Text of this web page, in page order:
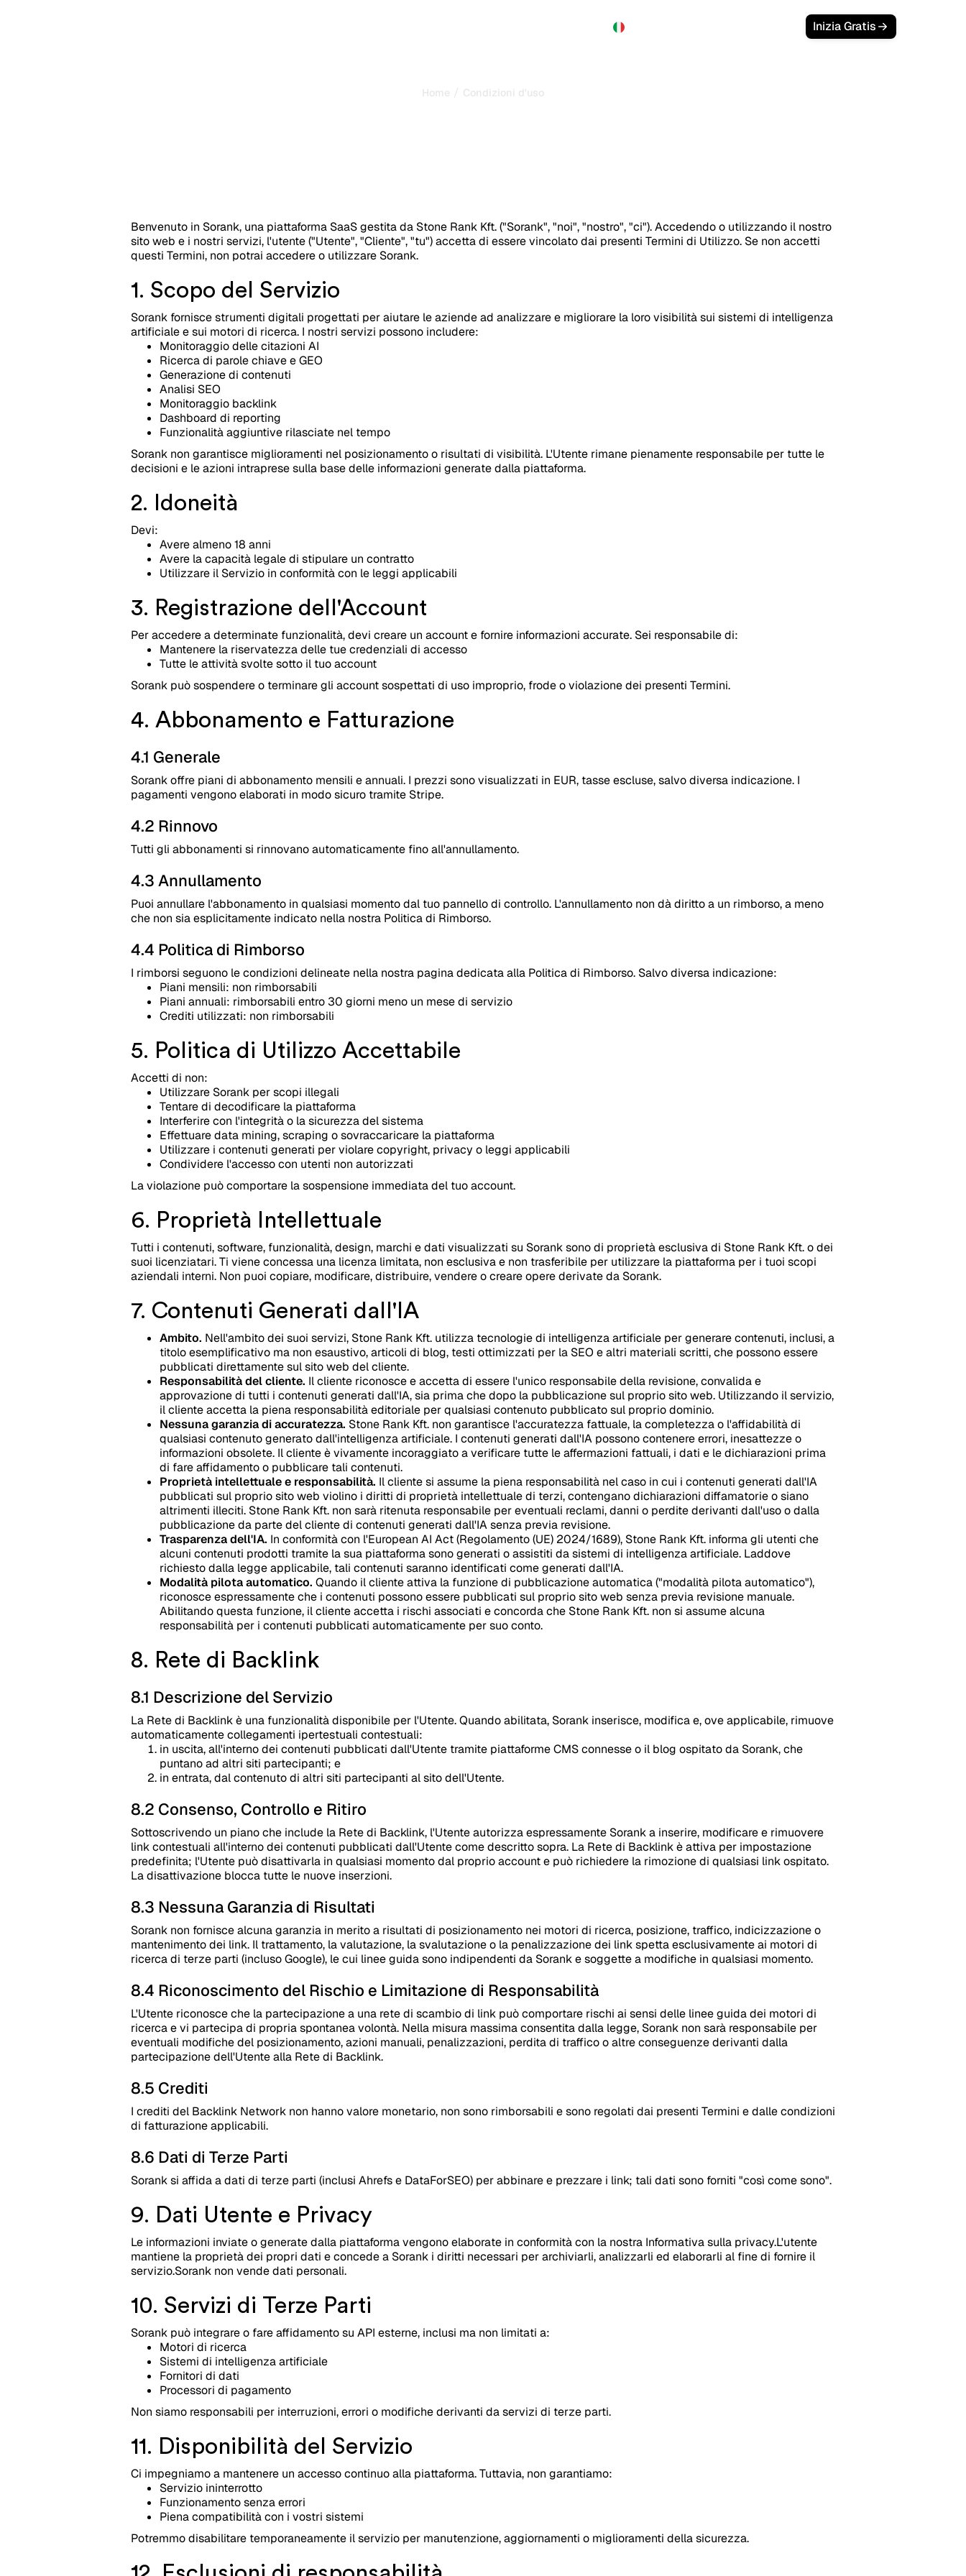
Inizia Gratis
Home / Condizioni d'uso
Benvenuto in Sorank, una piattaforma SaaS gestita da Stone Rank Kft. ("Sorank", "noi", "nostro", "ci"). Accedendo o utilizzando il nostro
sito web e i nostri servizi, l'utente ("Utente", "Cliente", "tu") accetta di essere vincolato dai presenti Termini di Utilizzo. Se non accetti
questi Termini, non potrai accedere o utilizzare Sorank.
1. Scopo del Servizio
Sorank fornisce strumenti digitali progettati per aiutare le aziende ad analizzare e migliorare la loro visibilità sui sistemi di intelligenza
artificiale e sui motori di ricerca. I nostri servizi possono includere:
Monitoraggio delle citazioni AI
Ricerca di parole chiave e GEO
Generazione di contenuti
Analisi SEO
Monitoraggio backlink
Dashboard di reporting
Funzionalità aggiuntive rilasciate nel tempo
Sorank non garantisce miglioramenti nel posizionamento o risultati di visibilità. L'Utente rimane pienamente responsabile per tutte le
decisioni e le azioni intraprese sulla base delle informazioni generate dalla piattaforma.
2. Idoneità
Devi:
Avere almeno 18 anni
Avere la capacità legale di stipulare un contratto
Utilizzare il Servizio in conformità con le leggi applicabili
3. Registrazione dell'Account
Per accedere a determinate funzionalità, devi creare un account e fornire informazioni accurate. Sei responsabile di:
Mantenere la riservatezza delle tue credenziali di accesso
Tutte le attività svolte sotto il tuo account
Sorank può sospendere o terminare gli account sospettati di uso improprio, frode o violazione dei presenti Termini.
4. Abbonamento e Fatturazione
4.1 Generale
Sorank offre piani di abbonamento mensili e annuali. I prezzi sono visualizzati in EUR, tasse escluse, salvo diversa indicazione. I
pagamenti vengono elaborati in modo sicuro tramite Stripe.
4.2 Rinnovo
Tutti gli abbonamenti si rinnovano automaticamente fino all'annullamento.
4.3 Annullamento
Puoi annullare l'abbonamento in qualsiasi momento dal tuo pannello di controllo. L'annullamento non dà diritto a un rimborso, a meno
che non sia esplicitamente indicato nella nostra Politica di Rimborso.
4.4 Politica di Rimborso
I rimborsi seguono le condizioni delineate nella nostra pagina dedicata alla Politica di Rimborso. Salvo diversa indicazione:
Piani mensili: non rimborsabili
Piani annuali: rimborsabili entro 30 giorni meno un mese di servizio
Crediti utilizzati: non rimborsabili
5. Politica di Utilizzo Accettabile
Accetti di non:
Utilizzare Sorank per scopi illegali
Tentare di decodificare la piattaforma
Interferire con l'integrità o la sicurezza del sistema
Effettuare data mining, scraping o sovraccaricare la piattaforma
Utilizzare i contenuti generati per violare copyright, privacy o leggi applicabili
Condividere l'accesso con utenti non autorizzati
La violazione può comportare la sospensione immediata del tuo account.
6. Proprietà Intellettuale
Tutti i contenuti, software, funzionalità, design, marchi e dati visualizzati su Sorank sono di proprietà esclusiva di Stone Rank Kft. o dei
suoi licenziatari. Ti viene concessa una licenza limitata, non esclusiva e non trasferibile per utilizzare la piattaforma per i tuoi scopi
aziendali interni. Non puoi copiare, modificare, distribuire, vendere o creare opere derivate da Sorank.
7. Contenuti Generati dall'IA
Ambito. Nell'ambito dei suoi servizi, Stone Rank Kft. utilizza tecnologie di intelligenza artificiale per generare contenuti, inclusi, a
titolo esemplificativo ma non esaustivo, articoli di blog, testi ottimizzati per la SEO e altri materiali scritti, che possono essere
pubblicati direttamente sul sito web del cliente.
Responsabilità del cliente. Il cliente riconosce e accetta di essere l'unico responsabile della revisione, convalida e
approvazione di tutti i contenuti generati dall'IA, sia prima che dopo la pubblicazione sul proprio sito web. Utilizzando il servizio,
il cliente accetta la piena responsabilità editoriale per qualsiasi contenuto pubblicato sul proprio dominio.
Nessuna garanzia di accuratezza. Stone Rank Kft. non garantisce l'accuratezza fattuale, la completezza o l'affidabilità di
qualsiasi contenuto generato dall'intelligenza artificiale. I contenuti generati dall'IA possono contenere errori, inesattezze o
informazioni obsolete. Il cliente è vivamente incoraggiato a verificare tutte le affermazioni fattuali, i dati e le dichiarazioni prima
di fare affidamento o pubblicare tali contenuti.
Proprietà intellettuale e responsabilità. Il cliente si assume la piena responsabilità nel caso in cui i contenuti generati dall'IA
pubblicati sul proprio sito web violino i diritti di proprietà intellettuale di terzi, contengano dichiarazioni diffamatorie o siano
altrimenti illeciti. Stone Rank Kft. non sarà ritenuta responsabile per eventuali reclami, danni o perdite derivanti dall'uso o dalla
pubblicazione da parte del cliente di contenuti generati dall'IA senza previa revisione.
Trasparenza dell'IA. In conformità con l'European AI Act (Regolamento (UE) 2024/1689), Stone Rank Kft. informa gli utenti che
alcuni contenuti prodotti tramite la sua piattaforma sono generati o assistiti da sistemi di intelligenza artificiale. Laddove
richiesto dalla legge applicabile, tali contenuti saranno identificati come generati dall'IA.
Modalità pilota automatico. Quando il cliente attiva la funzione di pubblicazione automatica ("modalità pilota automatico"),
riconosce espressamente che i contenuti possono essere pubblicati sul proprio sito web senza previa revisione manuale.
Abilitando questa funzione, il cliente accetta i rischi associati e concorda che Stone Rank Kft. non si assume alcuna
responsabilità per i contenuti pubblicati automaticamente per suo conto.
8. Rete di Backlink
8.1 Descrizione del Servizio
La Rete di Backlink è una funzionalità disponibile per l'Utente. Quando abilitata, Sorank inserisce, modifica e, ove applicabile, rimuove
automaticamente collegamenti ipertestuali contestuali:
in uscita, all'interno dei contenuti pubblicati dall'Utente tramite piattaforme CMS connesse o il blog ospitato da Sorank, che
puntano ad altri siti partecipanti; e
in entrata, dal contenuto di altri siti partecipanti al sito dell'Utente.
8.2 Consenso, Controllo e Ritiro
Sottoscrivendo un piano che include la Rete di Backlink, l'Utente autorizza espressamente Sorank a inserire, modificare e rimuovere
link contestuali all'interno dei contenuti pubblicati dall'Utente come descritto sopra. La Rete di Backlink è attiva per impostazione
predefinita; l'Utente può disattivarla in qualsiasi momento dal proprio account e può richiedere la rimozione di qualsiasi link ospitato.
La disattivazione blocca tutte le nuove inserzioni.
8.3 Nessuna Garanzia di Risultati
Sorank non fornisce alcuna garanzia in merito a risultati di posizionamento nei motori di ricerca, posizione, traffico, indicizzazione o
mantenimento dei link. Il trattamento, la valutazione, la svalutazione o la penalizzazione dei link spetta esclusivamente ai motori di
ricerca di terze parti (incluso Google), le cui linee guida sono indipendenti da Sorank e soggette a modifiche in qualsiasi momento.
8.4 Riconoscimento del Rischio e Limitazione di Responsabilità
L'Utente riconosce che la partecipazione a una rete di scambio di link può comportare rischi ai sensi delle linee guida dei motori di
ricerca e vi partecipa di propria spontanea volontà. Nella misura massima consentita dalla legge, Sorank non sarà responsabile per
eventuali modifiche del posizionamento, azioni manuali, penalizzazioni, perdita di traffico o altre conseguenze derivanti dalla
partecipazione dell'Utente alla Rete di Backlink.
8.5 Crediti
I crediti del Backlink Network non hanno valore monetario, non sono rimborsabili e sono regolati dai presenti Termini e dalle condizioni
di fatturazione applicabili.
8.6 Dati di Terze Parti
Sorank si affida a dati di terze parti (inclusi Ahrefs e DataForSEO) per abbinare e prezzare i link; tali dati sono forniti "così come sono".
9. Dati Utente e Privacy
Le informazioni inviate o generate dalla piattaforma vengono elaborate in conformità con la nostra Informativa sulla privacy.L'utente
mantiene la proprietà dei propri dati e concede a Sorank i diritti necessari per archiviarli, analizzarli ed elaborarli al fine di fornire il
servizio.Sorank non vende dati personali.
10. Servizi di Terze Parti
Sorank può integrare o fare affidamento su API esterne, inclusi ma non limitati a:
Motori di ricerca
Sistemi di intelligenza artificiale
Fornitori di dati
Processori di pagamento
Non siamo responsabili per interruzioni, errori o modifiche derivanti da servizi di terze parti.
11. Disponibilità del Servizio
Ci impegniamo a mantenere un accesso continuo alla piattaforma. Tuttavia, non garantiamo:
Servizio ininterrotto
Funzionamento senza errori
Piena compatibilità con i vostri sistemi
Potremmo disabilitare temporaneamente il servizio per manutenzione, aggiornamenti o miglioramenti della sicurezza.